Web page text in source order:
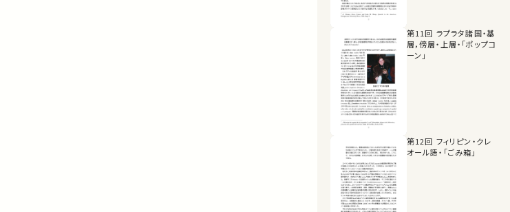
第11回 ラプラタ諸国・基
層，傍層・上層・「ポップコ
ーン」
第12回 フィリピン・クレ
オール語・「ごみ箱」